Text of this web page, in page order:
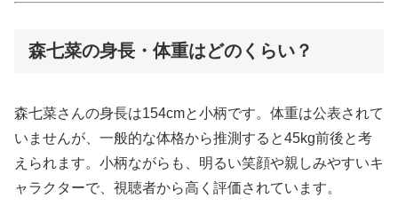
森七菜の身長・体重はどのくらい？
森七菜さんの身長は154cmと小柄です。体重は公表されて
いませんが、一般的な体格から推測すると45kg前後と考
えられます。小柄ながらも、明るい笑顔や親しみやすいキ
ャラクターで、視聴者から高く評価されています。